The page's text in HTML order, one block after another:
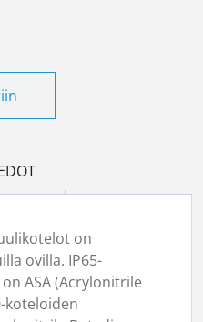
on
ovilla. IP65-
ASA (Acrylonitrile
koteloiden